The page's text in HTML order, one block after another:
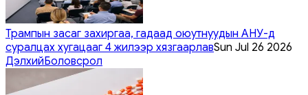
Трампын засаг захиргаа, гадаад оюутнуудын АНУ-д
суралцах хугацааг 4 жилээр хязгаарлавSun Jul 26 2026
ДэлхийБоловсрол